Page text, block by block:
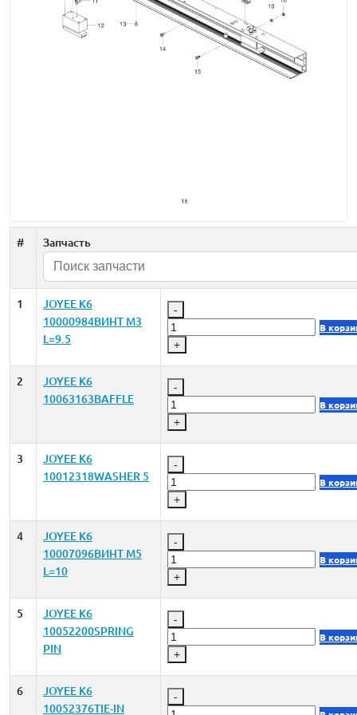
# Запчасть
1
JOYEE K6
10000984ВИНТ M3
L=9.5
-
+
В
2
JOYEE K6
10063163BAFFLE
-
+
В
3
JOYEE K6
10012318WASHER 5
-
+
В
4
JOYEE K6
10007096ВИНТ M5
L=10
-
+
В
5
JOYEE K6
10052200SPRING
PIN
-
+
В
6
JOYEE K6
10052376TIE-IN
-